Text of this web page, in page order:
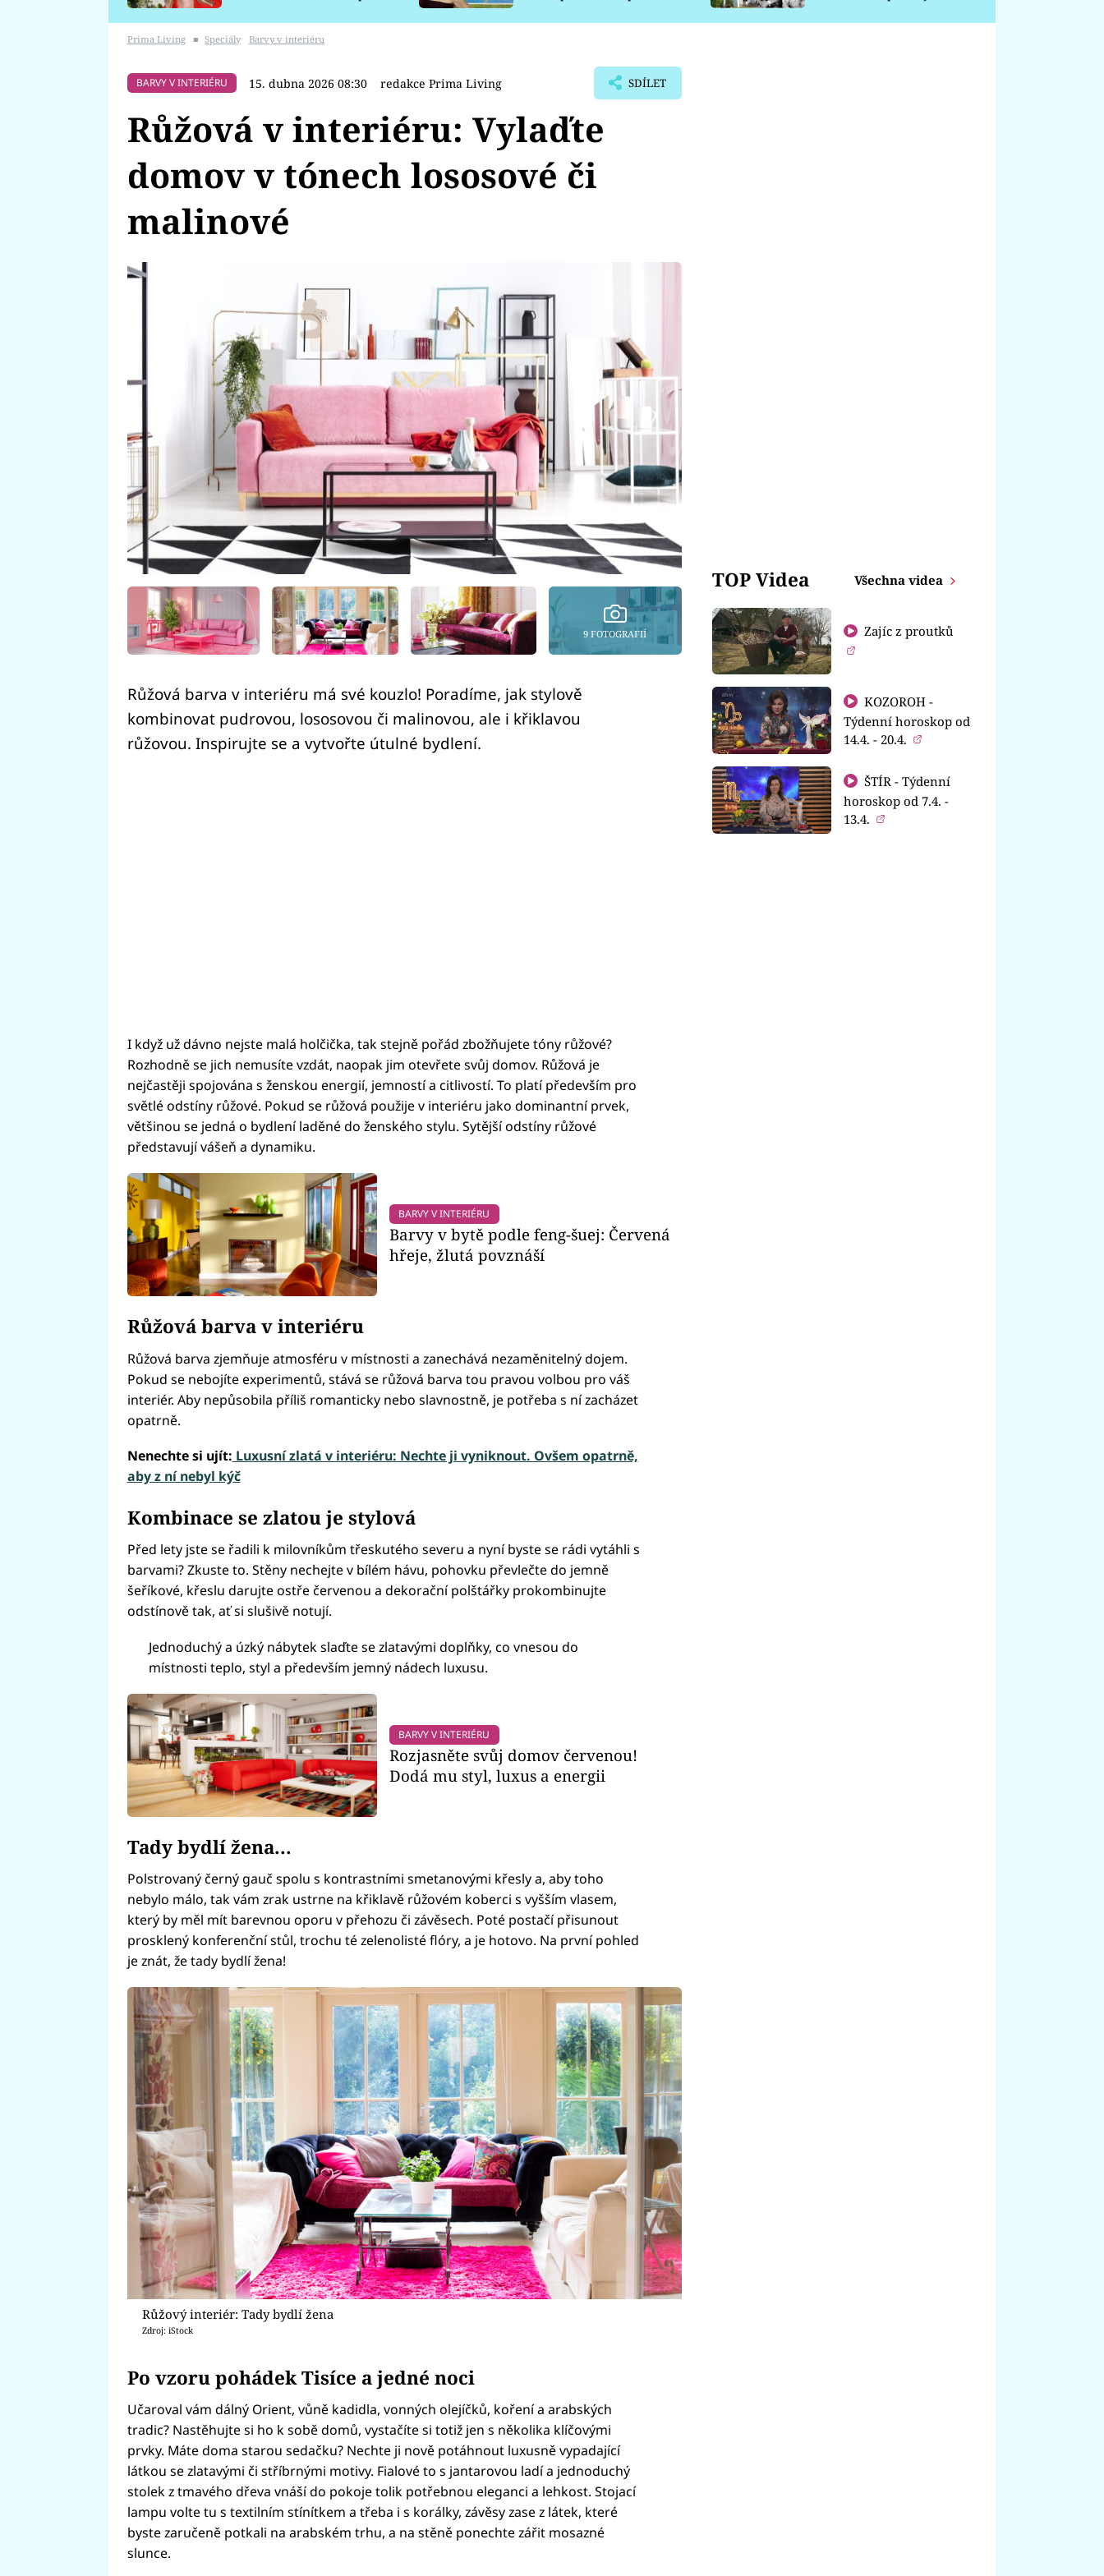
Prima Living ■ Speciály Barvy v interiéru
BARVY V INTERIÉRU 15. dubna 2026 08:30 redakce Prima Living SDÍLET
Růžová v interiéru: Vylaďte
domov v tónech lososové či
malinové
9 FOTOGRAFIÍ
Růžová barva v interiéru má své kouzlo! Poradíme, jak stylově
kombinovat pudrovou, lososovou či malinovou, ale i křiklavou
růžovou. Inspirujte se a vytvořte útulné bydlení.
I když už dávno nejste malá holčička, tak stejně pořád zbožňujete tóny růžové?
Rozhodně se jich nemusíte vzdát, naopak jim otevřete svůj domov. Růžová je
nejčastěji spojována s ženskou energií, jemností a citlivostí. To platí především pro
světlé odstíny růžové. Pokud se růžová použije v interiéru jako dominantní prvek,
většinou se jedná o bydlení laděné do ženského stylu. Sytější odstíny růžové
představují vášeň a dynamiku.
BARVY V INTERIÉRU
Barvy v bytě podle feng-šuej: Červená
hřeje, žlutá povznáší
Růžová barva v interiéru
Růžová barva zjemňuje atmosféru v místnosti a zanechává nezaměnitelný dojem.
Pokud se nebojíte experimentů, stává se růžová barva tou pravou volbou pro váš
interiér. Aby nepůsobila příliš romanticky nebo slavnostně, je potřeba s ní zacházet
opatrně.
Nenechte si ujít: Luxusní zlatá v interiéru: Nechte ji vyniknout. Ovšem opatrně,
aby z ní nebyl kýč
Kombinace se zlatou je stylová
Před lety jste se řadili k milovníkům třeskutého severu a nyní byste se rádi vytáhli s
barvami? Zkuste to. Stěny nechejte v bílém hávu, pohovku převlečte do jemně
šeříkové, křeslu darujte ostře červenou a dekorační polštářky prokombinujte
odstínově tak, ať si slušivě notují.
Jednoduchý a úzký nábytek slaďte se zlatavými doplňky, co vnesou do
místnosti teplo, styl a především jemný nádech luxusu.
BARVY V INTERIÉRU
Rozjasněte svůj domov červenou!
Dodá mu styl, luxus a energii
Tady bydlí žena...
Polstrovaný černý gauč spolu s kontrastními smetanovými křesly a, aby toho
nebylo málo, tak vám zrak ustrne na křiklavě růžovém koberci s vyšším vlasem,
který by měl mít barevnou oporu v přehozu či závěsech. Poté postačí přisunout
prosklený konferenční stůl, trochu té zelenolisté flóry, a je hotovo. Na první pohled
je znát, že tady bydlí žena!
Růžový interiér: Tady bydlí žena
Zdroj: iStock
Po vzoru pohádek Tisíce a jedné noci
Učaroval vám dálný Orient, vůně kadidla, vonných olejíčků, koření a arabských
tradic? Nastěhujte si ho k sobě domů, vystačíte si totiž jen s několika klíčovými
prvky. Máte doma starou sedačku? Nechte ji nově potáhnout luxusně vypadající
látkou se zlatavými či stříbrnými motivy. Fialové to s jantarovou ladí a jednoduchý
stolek z tmavého dřeva vnáší do pokoje tolik potřebnou eleganci a lehkost. Stojací
lampu volte tu s textilním stínítkem a třeba i s korálky, závěsy zase z látek, které
byste zaručeně potkali na arabském trhu, a na stěně ponechte zářit mosazné
slunce.
TOP Videa Všechna videa
Zajíc z proutků
KOZOROH -
Týdenní horoskop od
14.4. - 20.4.
ŠTÍR - Týdenní
horoskop od 7.4. -
13.4.